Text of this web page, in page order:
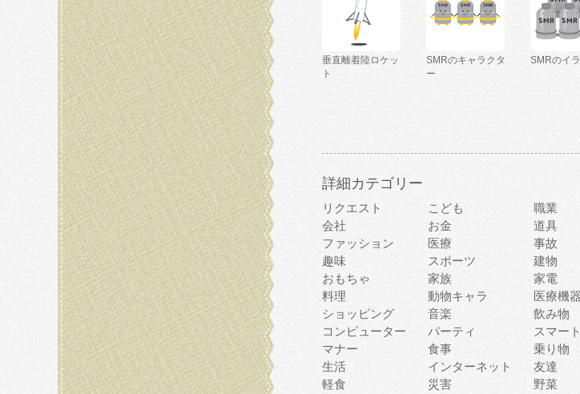
垂直離着陸ロケッ
ト
SMRのキャラクタ
ー
SMRのイ
詳細カテゴリー
リクエスト こども 職業
会社
お金 道具
ファッション
医療 事故
趣味
スポーツ 建物
おもちゃ
家族 家電
料理
動物キャラ 医療機器
ショッピング
音楽 飲み物
コンピューター
パーティ スマー
マナー
食事 乗り物
生活
インターネット 友達
軽食
災害 野菜